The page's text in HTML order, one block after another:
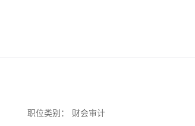
职位类别：
财会审计